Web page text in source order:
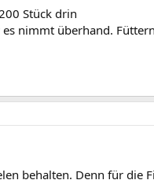
Stück drin
nimmt überhand.
behalten. Denn für die